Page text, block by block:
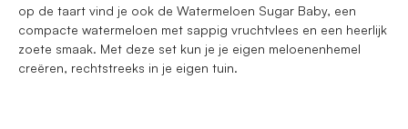
op de taart vind je ook de Watermeloen Sugar Baby, een
compacte watermeloen met sappig vruchtvlees en een heerlijk
zoete smaak. Met deze set kun je je eigen meloenenhemel
creëren, rechtstreeks in je eigen tuin.